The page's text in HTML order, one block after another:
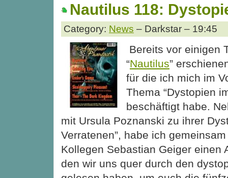
Nautilus 118:
Category: News – Darkstar – 19:45
Bereits vor einigen
“Nautilus”
für die ich mich im
Thema “Dystopien
beschäftigt habe.
mit Ursula Poznanski zu ihrer
Verratenen”, habe ich
Kollegen Sebastian Geiger einen
den wir uns quer durch den